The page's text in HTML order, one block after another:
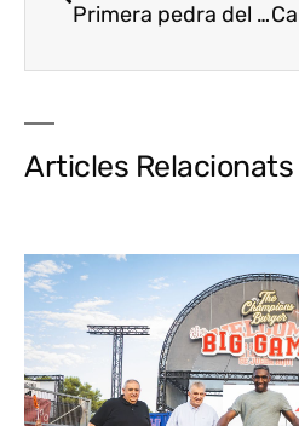
Primera pedra del Basque Culinary Center
Articles Relacionats